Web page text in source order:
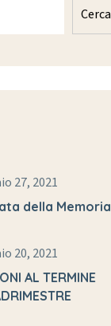
Cerca
27, 2021
della Memoria
20, 2021
AL TERMINE